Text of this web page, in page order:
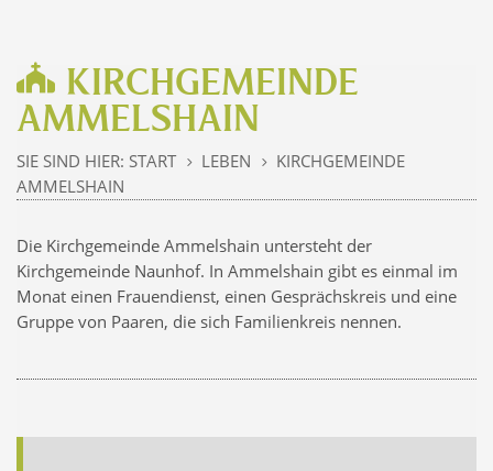
KIRCHGEMEINDE
AMMELSHAIN
SIE SIND HIER: START 5 LEBEN 5 KIRCHGEMEINDE
AMMELSHAIN
Die Kirchgemeinde Ammelshain untersteht der
Kirchgemeinde Naunhof. In Ammelshain gibt es einmal im
Monat einen Frauendienst, einen Gesprächskreis und eine
Gruppe von Paaren, die sich Familienkreis nennen.